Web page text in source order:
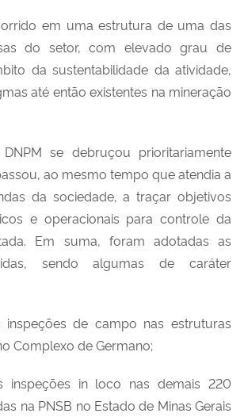
em uma estrutura de uma das
do setor, com elevado grau de
da sustentabilidade da atividade,
até então existentes na mineração
se debruçou prioritariamente
ao mesmo tempo que atendia a
da sociedade, a traçar objetivos
e operacionais para controle da
Em suma, foram adotadas as
sendo algumas de caráter
de campo nas estruturas
Complexo de Germano;
inspeções in loco nas demais 220
na PNSB no Estado de Minas Gerais